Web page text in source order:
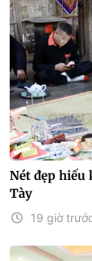
Nét đẹp hiếu
Tày
19 giờ